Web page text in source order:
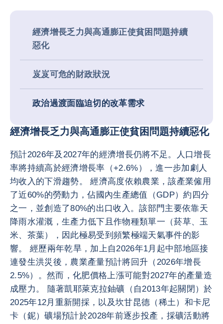
經濟增長乏力與高通膨正使貧困問題持續
惡化
岌岌可危的財政狀況
政治過渡面臨迫切的改革需求
經濟增長乏力與高通膨正使貧困問題持續惡化
預計2026年及2027年的經濟增長仍將不足。人口增長
率將持續高於經濟增長率（+2.6%），進一步加劇人
均收入的下滑趨勢。 經濟高度依賴農業，該產業僱用
了近60%的勞動力，佔國內生產總值（GDP）約四分
之一，並創造了80%的出口收入。該部門主要依靠天
降雨水灌溉，生產力低下且作物種類單一（菸草、玉
米、茶葉），因此極易受到頻繁極端天氣事件的影
響。 經歷兩年乾旱，加上自2026年1月起中部地區接
連發生洪災後，農業產量預計將回升（2026年增長
2.5%）。然而，化肥價格上漲可能對2027年的產量造
成壓力。 隨著凱耶萊克拉鈾礦（自2013年起關閉）於
2025年12月重新開採，以及坎甘昆德（稀土）和卡尼
卡（鈮）礦場預計於2028年前逐步投產，採礦活動將